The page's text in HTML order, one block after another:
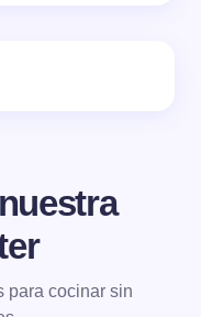
para cocinar sin